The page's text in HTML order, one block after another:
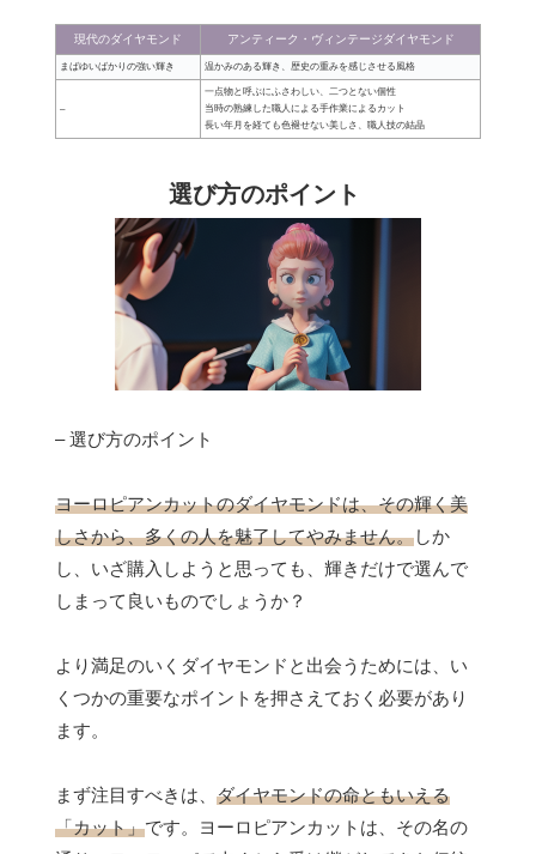
現代のダイヤモンド アンティーク・ヴィンテージダイヤモンド
まばゆいばかりの強い輝き 温かみのある輝き、歴史の重みを感じさせる風格
–
一点物と呼ぶにふさわしい、二つとない個性
当時の熟練した職人による手作業によるカット
長い年月を経ても色褪せない美しさ、職人技の結晶
選び方のポイント
– 選び方のポイント
ヨーロピアンカットのダイヤモンドは、その輝く美
しさから、多くの人を魅了してやみません。しか
し、いざ購入しようと思っても、輝きだけで選んで
しまって良いものでしょうか？
より満足のいくダイヤモンドと出会うためには、い
くつかの重要なポイントを押さえておく必要があり
ます。
まず注目すべきは、 ダイヤモンドの命ともいえる
「カット」です。ヨーロピアンカットは、その名の